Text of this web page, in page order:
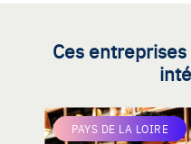
Ces
PAYS DE LA LOIRE